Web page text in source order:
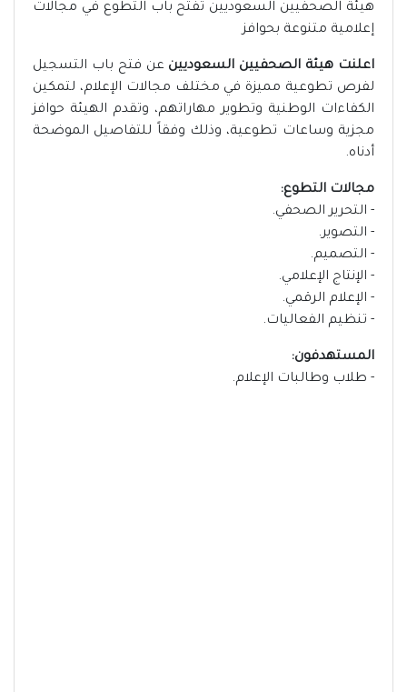
هيئة الصحفيين السعوديين تفتح باب التطوع في مجالات
إعلامية متنوعة بحوافز
اعلنت هيئة الصحفيين السعوديين عن فتح باب التسجيل
لفرص تطوعية مميزة في مختلف مجالات الإعلام، لتمكين
الكفاءات الوطنية وتطوير مهاراتهم، وتقدم الهيئة حوافز
مجزية وساعات تطوعية، وذلك وفقاً للتفاصيل الموضحة
أدناه.
مجالات التطوع:
- التحرير الصحفي.
- التصوير.
- التصميم.
- الإنتاج الإعلامي.
- الإعلام الرقمي.
- تنظيم الفعاليات.
المستهدفون:
- طلاب وطالبات الإعلام.